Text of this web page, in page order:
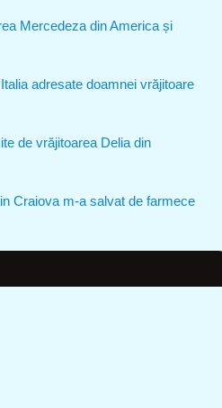
Mercedeza din America și
adresate doamnei vrăjitoare
de vrăjitoarea Delia din
Craiova m-a salvat de farmece